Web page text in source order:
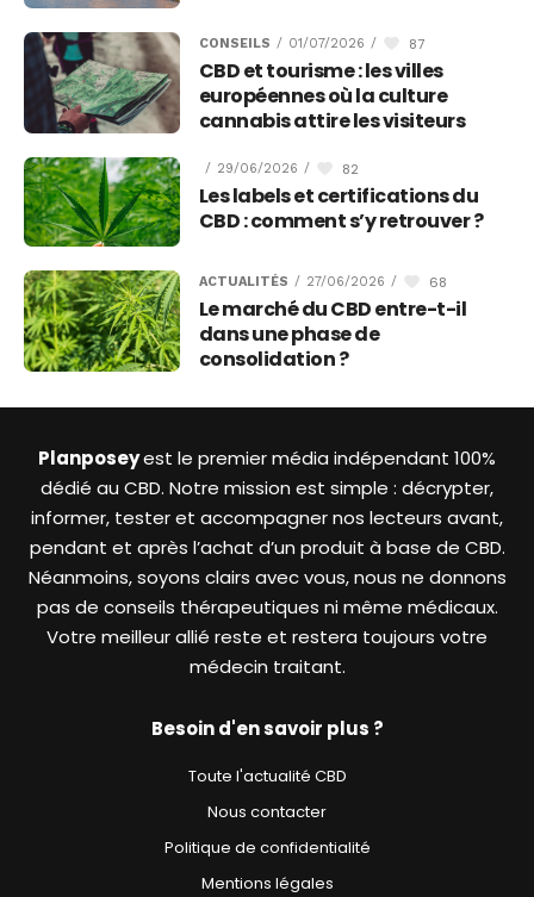
CONSEILS / 01/07/2026 / 87
CBD et tourisme : les villes
européennes où la culture
cannabis attire les visiteurs
/ 29/06/2026 / 82
Les labels et certifications du
CBD : comment s’y retrouver ?
ACTUALITÉS / 27/06/2026 / 68
Le marché du CBD entre-t-il
dans une phase de
consolidation ?
Planposeyest le premier média indépendant 100%
dédié au CBD. Notre mission est simple : décrypter,
informer, tester et accompagner nos lecteurs avant,
pendant et après l’achat d’un produit à base de CBD.
Néanmoins, soyons clairs avec vous, nous ne donnons
pas de conseils thérapeutiques ni même médicaux.
Votre meilleur allié reste et restera toujours votre
médecin traitant.
Besoin d'en savoir plus ?
Toute l'actualité CBD
Nous contacter
Politique de confidentialité
Mentions légales